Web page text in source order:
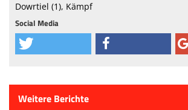
Dowrtiel (1), Kämpf
Social Media
Weitere Berichte